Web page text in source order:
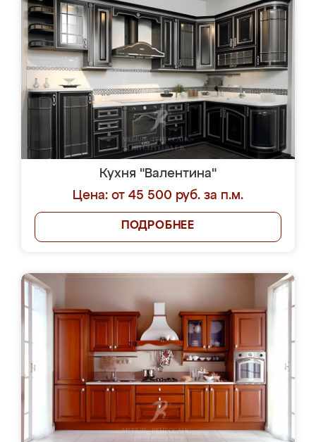
Кухня "Валентина"
Цена: от 45 500 руб. за п.м.
ПОДРОБНЕЕ